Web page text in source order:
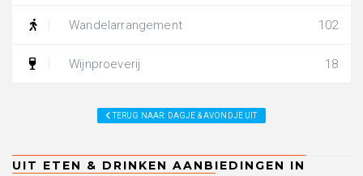
Wandelarrangement 102
Wijnproeverij 18
TERUG NAAR: DAGJE & AVONDJE UIT